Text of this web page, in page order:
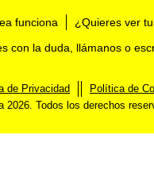
funciona ¿Quieres ver
con la duda, llámanos o
de Privacidad
Política de
2026. Todos los derechos